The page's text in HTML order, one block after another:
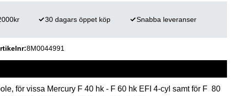
8M0044991
30 dagars öppet köp Snabba leveranser
för vissa Mercury F 40 hk - F 60 hk EFI 4-cyl samt för F 80